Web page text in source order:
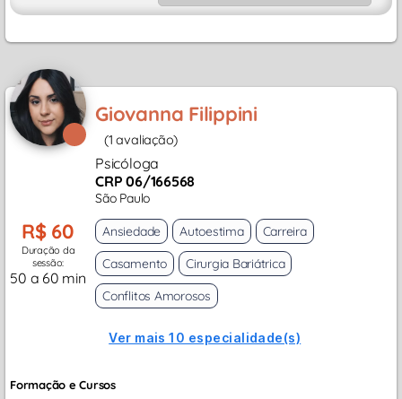
Giovanna Filippini
(1 avaliação)
Psicóloga
CRP 06/166568
São Paulo
R$ 60
Duração da
sessão:
50 a 60 min
Ansiedade Autoestima
Carreira
Casamento
Cirurgia Bariátrica
Conflitos Amorosos
Ver mais 10 especialidade(s)
Formação e Cursos